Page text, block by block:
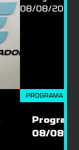
PROGRAMA
08/08/